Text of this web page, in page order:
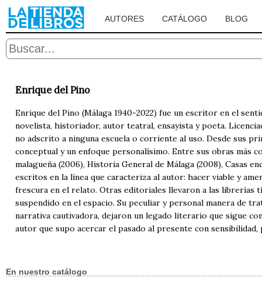
AUTORES CATÁLOGO BLOG
Enrique del Pino
Enrique del Pino (Málaga 1940-2022) fue un escritor en el
novelista, historiador, autor teatral, ensayista y poeta.
no adscrito a ninguna escuela o corriente al uso. Desde sus
conceptual y un enfoque personalísimo. Entre sus obras más
malagueña (2006), Historia General de Málaga (2008), Casas
escritos en la línea que caracteriza al autor: hacer viable y
frescura en el relato. Otras editoriales llevaron a las librerías
suspendido en el espacio. Su peculiar y personal manera de
narrativa cautivadora, dejaron un legado literario que sigue
autor que supo acercar el pasado al presente con
En nuestro catálogo